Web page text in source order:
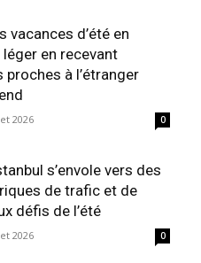
vacances d’été en
en recevant
proches à l’étranger
2026 0
s’envole vers des
de trafic et de
défis de l’été
2026 0